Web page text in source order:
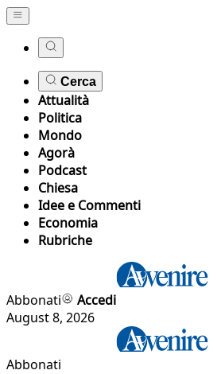
Cerca
Attualità
Politica
Mondo
Agorà
Podcast
Chiesa
Idee e Commenti
Economia
Rubriche
Abbonati
Accedi
August 8, 2026
Abbonati